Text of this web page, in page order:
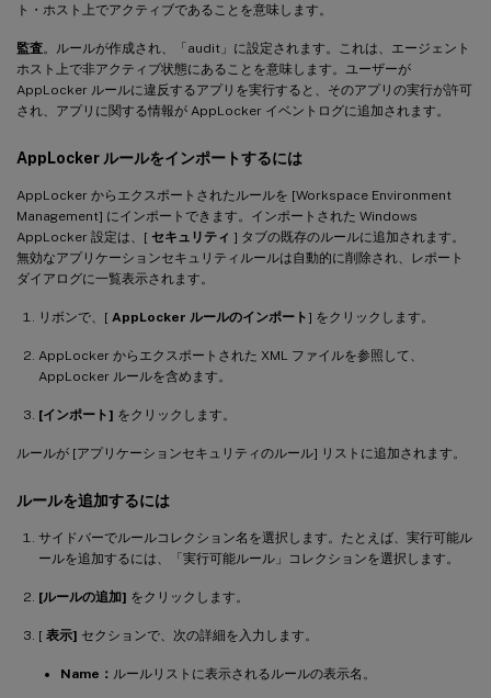
ト・ホスト上でアクティブであることを意味します。
監査。ルールが作成され、「audit」に設定されます。これは、エージェント
ホスト上で非アクティブ状態にあることを意味します。ユーザーが
AppLocker ルールに違反するアプリを実行すると、そのアプリの実行が許可
され、アプリに関する情報が AppLocker イベントログに追加されます。
AppLocker ルールをインポートするには
AppLocker からエクスポートされたルールを [Workspace Environment
Management] にインポートできます。インポートされた Windows
AppLocker 設定は、[ セキュリティ ] タブの既存のルールに追加されます。
無効なアプリケーションセキュリティルールは自動的に削除され、レポート
ダイアログに一覧表示されます。
リボンで、[ AppLocker ルールのインポート ] をクリックします。
AppLocker からエクスポートされた XML ファイルを参照して、
AppLocker ルールを含めます。
[インポート] をクリックします。
ルールが [アプリケーションセキュリティのルール] リストに追加されます。
ルールを追加するには
サイドバーでルールコレクション名を選択します。たとえば、実行可能ル
ールを追加するには、「実行可能ルール」コレクションを選択します。
[ルールの追加] をクリックします。
[ 表示] セクションで、次の詳細を入力します。
Name： ルールリストに表示されるルールの表示名。